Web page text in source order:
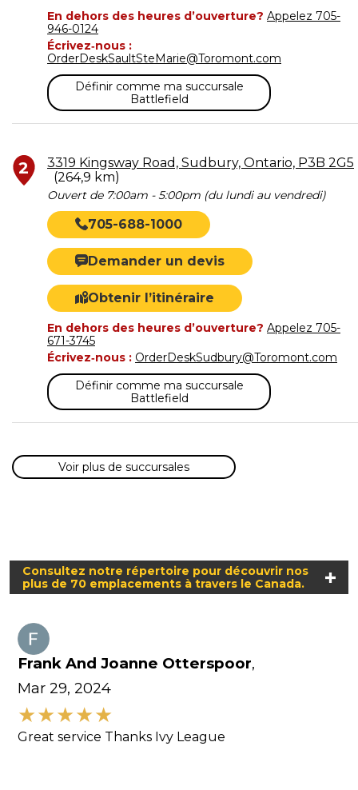
En dehors des heures d’ouverture? Appelez 705-
946-0124
Écrivez‑nous :
OrderDeskSaultSteMarie@Toromont.com
Définir comme ma succursale
Battlefield
2
3319 Kingsway Road, Sudbury, Ontario, P3B 2G5
(264,9 km)
Ouvert de 7:00am - 5:00pm (du lundi au vendredi)
705-688-1000
Demander un devis
Obtenir l’itinéraire
En dehors des heures d’ouverture? Appelez 705-
671-3745
Écrivez‑nous : OrderDeskSudbury@Toromont.com
Définir comme ma succursale
Battlefield
Voir plus de succursales
Consultez notre répertoire pour découvrir nos
plus de 70 emplacements à travers le Canada.
Frank And Joanne Otterspoor,
Mar 29, 2024
Great service Thanks Ivy League